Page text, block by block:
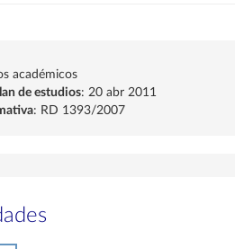
académicos
de estudios: 20 abr 2011
: RD 1393/2007